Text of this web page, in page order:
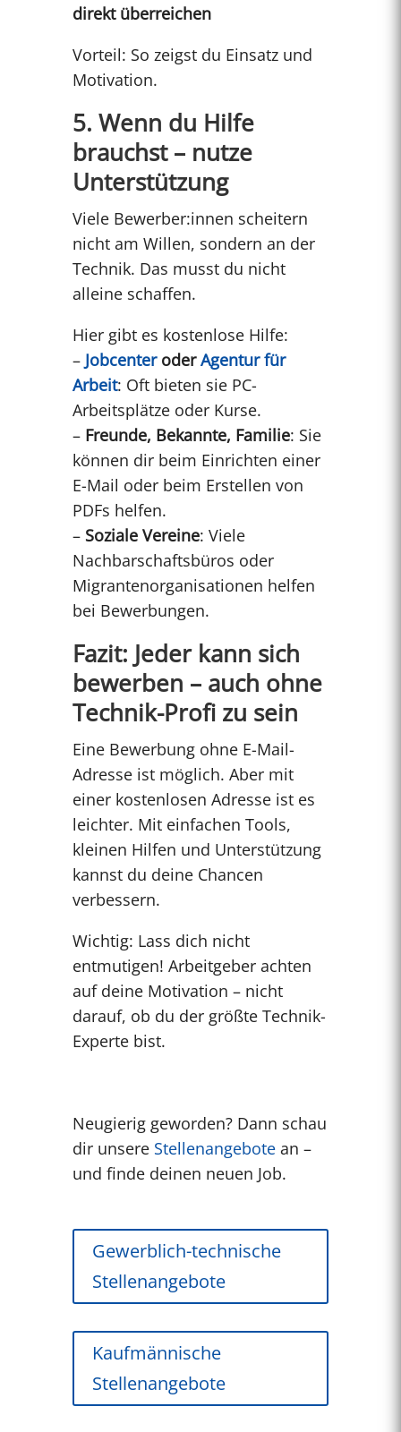
direkt überreichen
Vorteil: So zeigst du Einsatz und
Motivation.
5. Wenn du Hilfe
brauchst – nutze
Unterstützung
Viele Bewerber:innen scheitern
nicht am Willen, sondern an der
Technik. Das musst du nicht
alleine schaffen.
Hier gibt es kostenlose Hilfe:
– JobcenteroderAgentur für
Arbeit: Oft bieten sie PC-
Arbeitsplätze oder Kurse.
– Freunde, Bekannte, Familie: Sie
können dir beim Einrichten einer
E-Mail oder beim Erstellen von
PDFs helfen.
– Soziale Vereine: Viele
Nachbarschaftsbüros oder
Migrantenorganisationen helfen
bei Bewerbungen.
Fazit: Jeder kann sich
bewerben – auch ohne
Technik-Profi zu sein
Eine Bewerbung ohne E-Mail-
Adresse ist möglich. Aber mit
einer kostenlosen Adresse ist es
leichter. Mit einfachen Tools,
kleinen Hilfen und Unterstützung
kannst du deine Chancen
verbessern.
Wichtig: Lass dich nicht
entmutigen! Arbeitgeber achten
auf deine Motivation – nicht
darauf, ob du der größte Technik-
Experte bist.
Neugierig geworden? Dann schau
dir unsere Stellenangebotean –
und finde deinen neuen Job.
Gewerblich-technische
Stellenangebote
Kaufmännische
Stellenangebote